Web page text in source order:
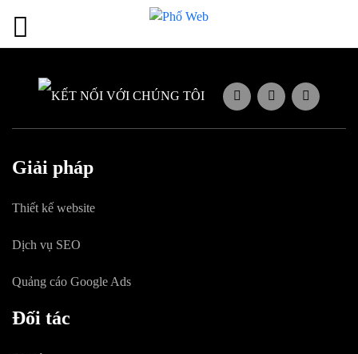
KẾT NỐI VỚI CHÚNG TÔI
Giải pháp
Thiết kế website
Dịch vụ SEO
Quảng cáo Google Ads
Đối tác